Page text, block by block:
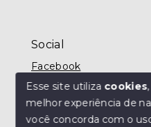
Olá! Estamos
Social
Facebook
© Copyright 2026 -
Esse site utiliza cookies
melhor experiência de
você concorda com o